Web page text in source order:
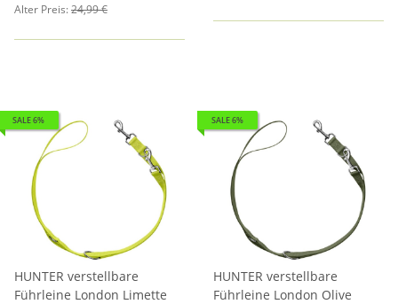
Alter Preis:24,99 €
SALE 6%
HUNTER verstellbare
Führleine London Limette
SALE 6%
HUNTER verstellbare
Führleine London Olive